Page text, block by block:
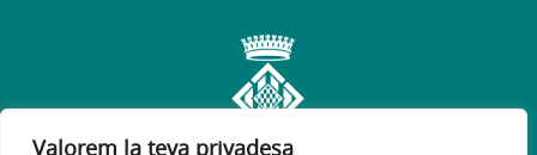
Valorem la teva privadesa